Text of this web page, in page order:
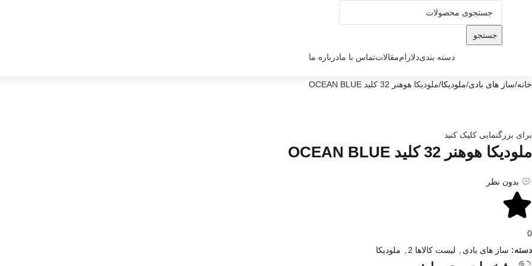
جستجو
دسته بندیدلاراممقالاتتماس با مادرباره ما
خانه ساز های بادی ملودیکا ملودیکا هوهنر 32 کلید OCEAN BLUE
برای بزرگنمایی کلیک کنید
ملودیکا هوهنر 32 کلید OCEAN BLUE
بدون نظر
0
دسته: ساز های بادی , لیست کالاها 2 , ملودیکا